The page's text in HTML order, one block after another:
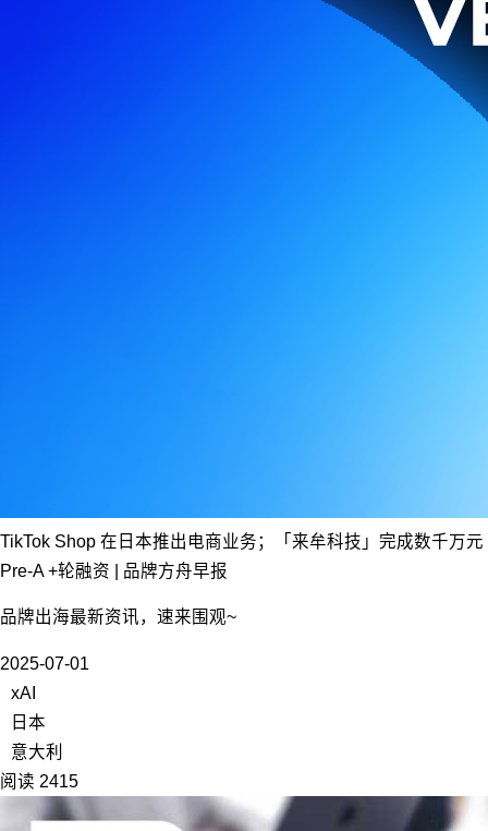
TikTok Shop 在日本推出电商业务；「来牟科技」完成数千万元
Pre-A +轮融资 | 品牌方舟早报
品牌出海最新资讯，速来围观~
2025-07-01
xAI
日本
意大利
阅读 2415